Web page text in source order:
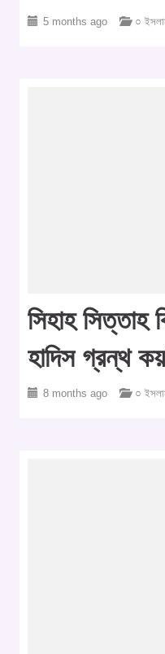
5 months ago ○
সিহাহ সিত্তাহ
হাদিস গ্রন্থ
8 months ago ○